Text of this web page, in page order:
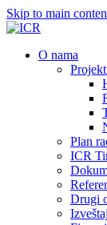
Skip to main
О nama
Plan
ICR
Drugi